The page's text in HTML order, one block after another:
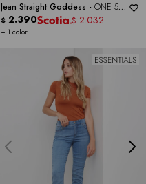
Jean Straight Goddess - ONE 5
ONE
+ 1 color
$ 2.390 $ 2.032